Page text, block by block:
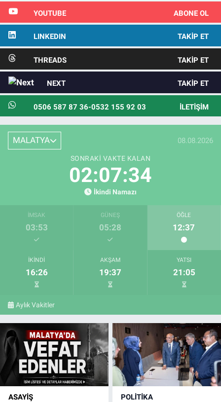
YOUTUBE ABONE OL
LINKEDIN TAKIP ET
THREADS TAKIP ET
NEXT TAKIP ET
0506 587 87 36-0532 155 92 03 İLETIŞIM
MALATYA 08.08.2026
SONRAKI VAKTE KALAN
02:07:33
İkindi Namazı
İMSAK
03:53
GÜNEŞ
05:28
ÖĞLE
12:37
İKINDI
16:26
AKŞAM
19:37
YATSI
21:05
Aylık Vakitler
ASAYIŞ POLITIKA